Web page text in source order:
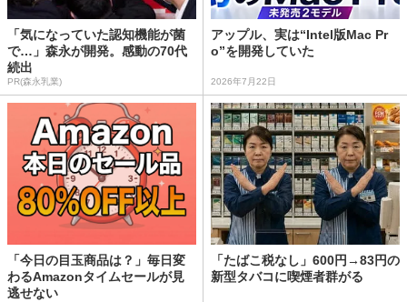
「気になっていた認知機能が菌
で…」森永が開発。感動の70代
続出
PR(森永乳業)
アップル、実は“Intel版Mac Pr
o”を開発していた
2026年7月22日
「今日の目玉商品は？」毎日変
わるAmazonタイムセールが見
逃せない
「たばこ税なし」600円→83円の
新型タバコに喫煙者群がる